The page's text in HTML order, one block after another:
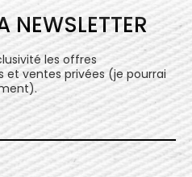
NEWSLETTER
les offres
et ventes privées (je pourrai